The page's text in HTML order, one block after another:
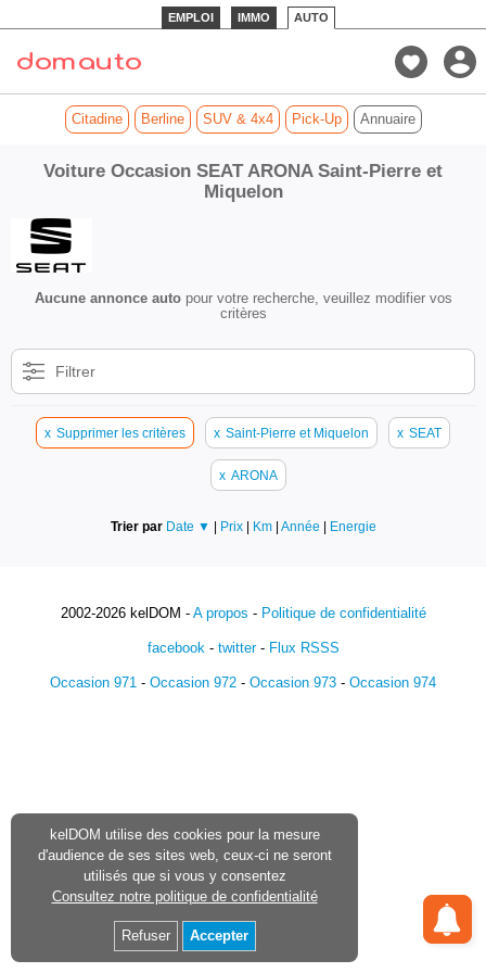
EMPLOI IMMO AUTO
Citadine Berline SUV & 4x4 Pick-Up Annuaire
Voiture Occasion SEAT ARONA Saint-Pierre et
Miquelon
Aucune annonce autopour votre recherche, veuillez modifier vos
critères
Filtrer
x Supprimer les critères x Saint-Pierre et Miquelon x SEAT
x ARONA
Trier par Date ▼ | Prix | Km | Année | Energie
2002-2026 kelDOM - A propos - Politique de confidentialité
facebook- twitter- Flux RSSS
Occasion 971 - Occasion 972 - Occasion 973 - Occasion 974
kelDOM utilise des cookies pour la mesure
d'audience de ses sites web, ceux-ci ne seront
utilisés que si vous y consentez
Consultez notre politique de confidentialité
Refuser Accepter